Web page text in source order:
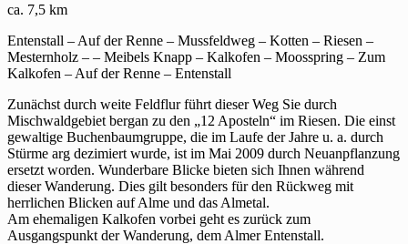
ca. 7,5 km
Entenstall – Auf der Renne – Mussfeldweg – Kotten – Riesen –
Mesternholz – – Meibels Knapp – Kalkofen – Moosspring – Zum
Kalkofen – Auf der Renne – Entenstall
Zunächst durch weite Feldflur führt dieser Weg Sie durch
Mischwaldgebiet bergan zu den „12 Aposteln“ im Riesen. Die einst
gewaltige Buchenbaumgruppe, die im Laufe der Jahre u. a. durch
Stürme arg dezimiert wurde, ist im Mai 2009 durch Neuanpflanzung
ersetzt worden. Wunderbare Blicke bieten sich Ihnen während
dieser Wanderung. Dies gilt besonders für den Rückweg mit
herrlichen Blicken auf Alme und das Almetal.
Am ehemaligen Kalkofen vorbei geht es zurück zum
Ausgangspunkt der Wanderung, dem Almer Entenstall.